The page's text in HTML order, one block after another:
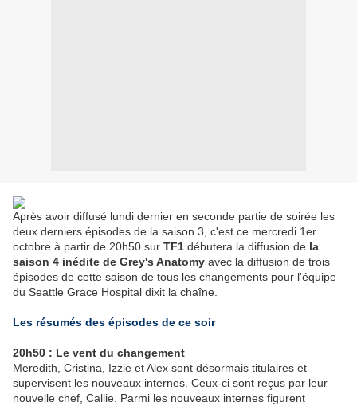
Après avoir diffusé lundi dernier en seconde partie de soirée les
deux derniers épisodes de la saison 3, c'est ce mercredi 1er
octobre à partir de 20h50 sur TF1 débutera la diffusion de la
saison 4 inédite de Grey's Anatomy avec la diffusion de trois
épisodes de cette saison de tous les changements pour l'équipe
du Seattle Grace Hospital dixit la chaîne.
Les résumés des épisodes de ce soir
20h50 : Le vent du changement
Meredith, Cristina, Izzie et Alex sont désormais titulaires et
supervisent les nouveaux internes. Ceux-ci sont reçus par leur
nouvelle chef, Callie. Parmi les nouveaux internes figurent